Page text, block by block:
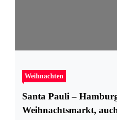
Weihnachten
Santa Pauli –
Weihnachtsmarkt,